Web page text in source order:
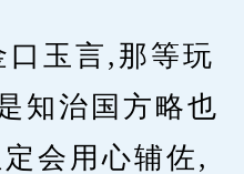
玉言,那等玩
知治国方略也
会用心辅佐,